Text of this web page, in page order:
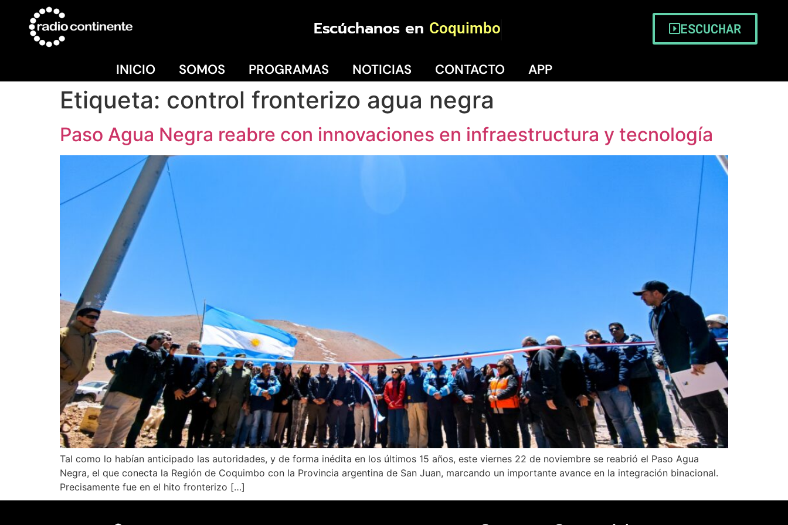
Escúchanos en Coquimbo ESCUCHAR
INICIO SOMOS PROGRAMAS NOTICIAS CONTACTO APP
Etiqueta: control fronterizo agua negra
Paso Agua Negra reabre con innovaciones en infraestructura y tecnología
Tal como lo habían anticipado las autoridades, y de forma inédita en los últimos 15 años, este viernes 22 de noviembre se reabrió el Paso Agua
Negra, el que conecta la Región de Coquimbo con la Provincia argentina de San Juan, marcando un importante avance en la integración binacional.
Precisamente fue en el hito fronterizo […]